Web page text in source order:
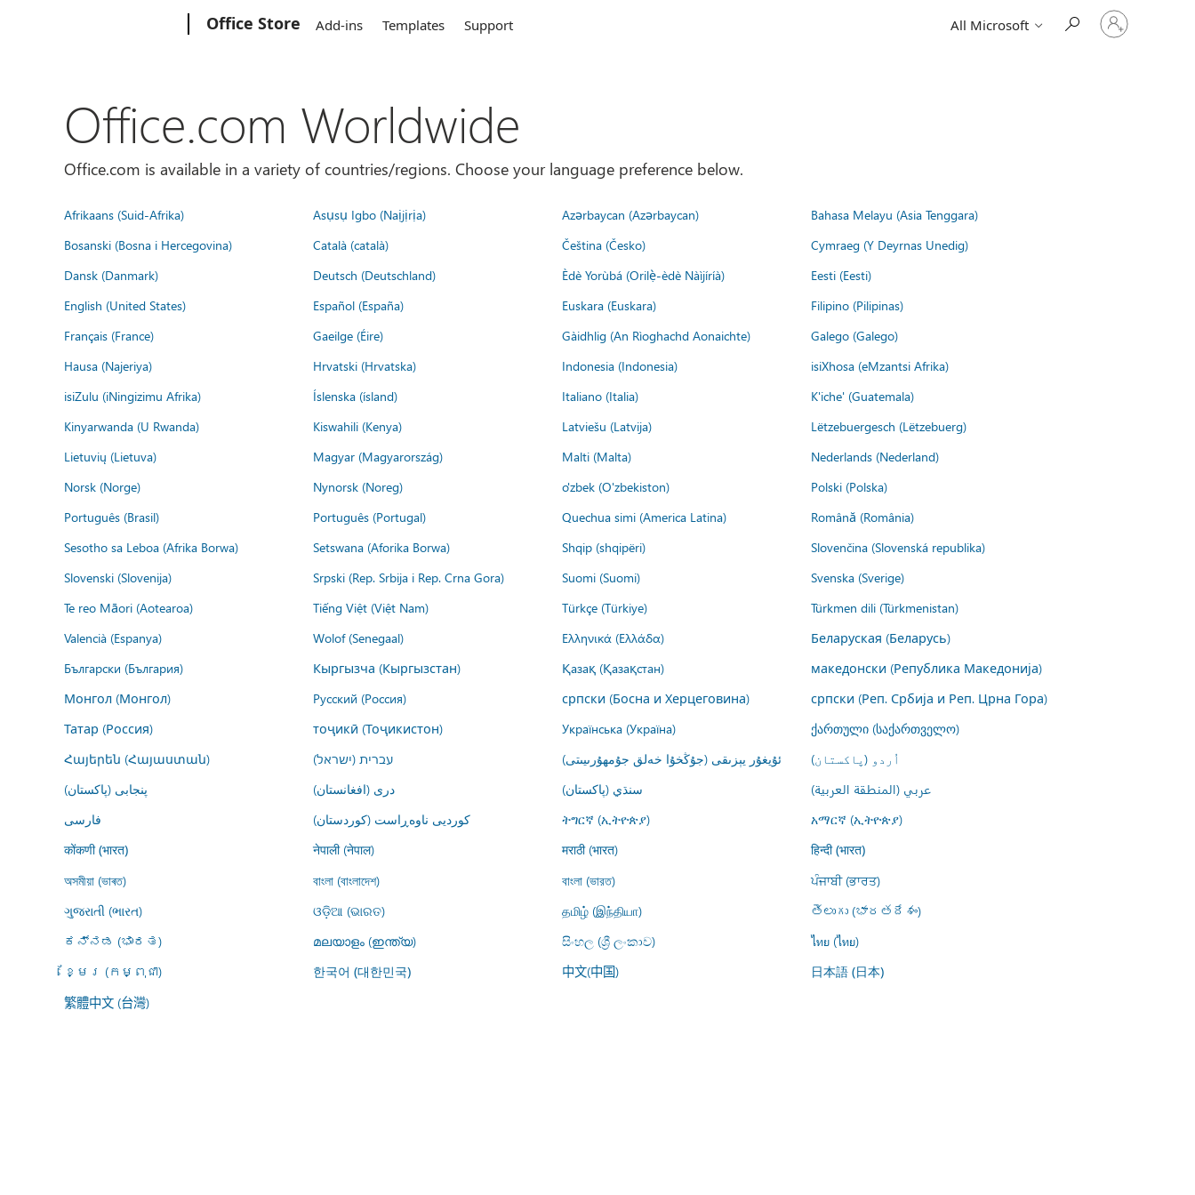
Office Store Add-ins Templates Support All Microsoft
Sign
in
Office.com Worldwide
Office.com is available in a variety of countries/regions. Choose your language preference below.
Afrikaans (Suid-Afrika) Asụsụ Igbo (Naịjịrịa) Azərbaycan (Azərbaycan)
Bahasa Melayu (Asia Tenggara)
Bosanski (Bosna i Hercegovina)
Català (català) Čeština (Česko)
Cymraeg (Y Deyrnas Unedig)
Dansk (Danmark)
Deutsch (Deutschland) Èdè Yorùbá (Orilẹ̀-èdè Nàìjíríà)
Eesti (Eesti)
English (United States)
Español (España) Euskara (Euskara)
Filipino (Pilipinas)
Français (France)
Gaeilge (Éire) Gàidhlig (An Rìoghachd Aonaichte)
Galego (Galego)
Hausa (Najeriya)
Hrvatski (Hrvatska) Indonesia (Indonesia)
isiXhosa (eMzantsi Afrika)
isiZulu (iNingizimu Afrika)
Íslenska (ísland) Italiano (Italia)
K'iche' (Guatemala)
Kinyarwanda (U Rwanda)
Kiswahili (Kenya) Latviešu (Latvija)
Lëtzebuergesch (Lëtzebuerg)
Lietuvių (Lietuva)
Magyar (Magyarország) Malti (Malta)
Nederlands (Nederland)
Norsk (Norge)
Nynorsk (Noreg) o'zbek (O'zbekiston)
Polski (Polska)
Português (Brasil)
Português (Portugal) Quechua simi (America Latina)
Română (România)
Sesotho sa Leboa (Afrika Borwa)
Setswana (Aforika Borwa) Shqip (shqipëri)
Slovenčina (Slovenská republika)
Slovenski (Slovenija)
Srpski (Rep. Srbija i Rep. Crna Gora) Suomi (Suomi)
Svenska (Sverige)
Te reo Māori (Aotearoa)
Tiếng Việt (Việt Nam) Türkçe (Türkiye)
Türkmen dili (Türkmenistan)
Valencià (Espanya)
Wolof (Senegaal) Ελληνικά (Ελλάδα)
Беларуская (Беларусь)
Български (България)
Кыргызча (Кыргызстан) Қазақ (Қазақстан)
македонски (Република Македонија)
Монгол (Монгол)
Русский (Россия) српски (Босна и Херцеговина)
српски (Реп. Србија и Реп. Црна Гора)
Татар (Россия)
тоҷикӣ (Тоҷикистон) Українська (Україна)
ქართული (საქართველო)
Հայերեն (Հայաստան)
עברית (ישראל) ئۇيغۇر يېزىقى (جۇڭخۇا خەلق جۇمھۇرىيىتى)
اُردو (پاکستان)
پنجابی (پاکستان)
درى (افغانستان) سنڌي (پاکستان)
عربي (المنطقة العربية)
فارسى
کوردیی ناوەڕاست (کوردستان) ትግርኛ (ኢትዮጵያ) አማርኛ (ኢትዮጵያ)
कोंकणी (भारत) नेपाली (नेपाल) मराठी (भारत) हिन्दी (भारत)
অসমীয়া (ভাৰত) বাংলা (বাংলাদেশ) বাংলা (ভারত)
ਪੰਜਾਬੀ (ਭਾਰਤ)
ગુજરાતી (ભારત)
ଓଡ଼ିଆ (ଭାରତ) தமிழ் (இந்தியா)
తెలుగు (భారతదేశం)
ಕನ್ನಡ (ಭಾರತ)
മലയാളം (ഇന്ത്യ) සිංහල (ශ්‍රී ලංකාව)
ไทย (ไทย)
ខ្មែរ (កម្ពុជា)
한국어 (대한민국) 中文(中国) 日本語 (日本)
繁體中文 (台灣)